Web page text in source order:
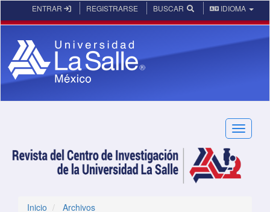
Navegación principal
Contenido principal
ENTRAR REGISTRARSE BUSCAR IDIOMA
Toggle
Inicio
Archivos